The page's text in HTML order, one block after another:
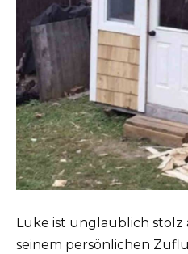
Luke ist unglaublich stolz
seinem persönlichen